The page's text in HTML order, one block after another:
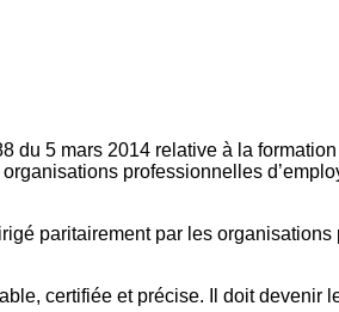
du 5 mars 2014 relative à la
professionnelles
paritairement par les
certifiée et précise. Il doit